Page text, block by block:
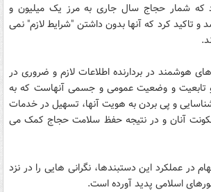
که شمار حجاج سال جاری به مرز یک میلیون و
تاکید کرد که آنها بدون داشتن "شرایط لازم" نمی
هوشمند در بردارنده اطلاعات لازم و ضروری در
و تابعیت و وضعیت عمومی و جسمی آنهاست که به
و پی بردن به هویت آنها، تسهیل در خدمات
آنان و در نتیجه حفظ سلامت حجاج کمک می
در عملکرد این دستبندها، نگرانی هایی را در نزد
اسلامی پدید آورده است.